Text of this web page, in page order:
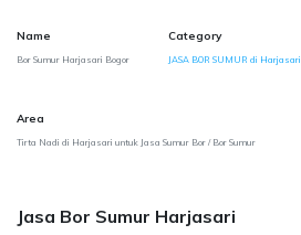
Name
Bor Sumur Harjasari Bogor
Category
JASA BOR SUMUR di Harjasari
Area
Tirta Nadi di Harjasari untuk Jasa Sumur Bor / Bor Sumur
Jasa Bor Sumur Harjasari